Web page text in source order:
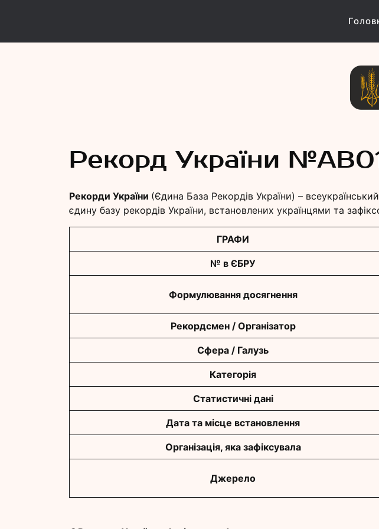
Рекорди
Рекорд України
Рекорди України (Єдина База Рекордів України) –
єдину базу рекордів України, встановлених українцями та
ГРАФИ
№ в ЄБРУ
Формулювання досягнення
Рекордсмен / Організатор
Сфера / Галузь
Категорія
Статистичні дані
Дата та місце встановлення
Організація, яка зафіксувала
Джерело